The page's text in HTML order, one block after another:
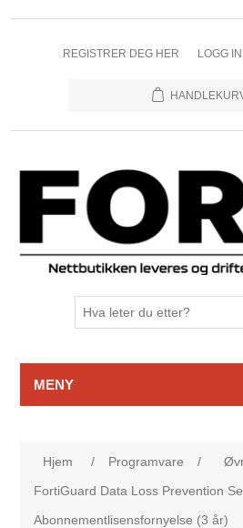
REGISTRER DEG HER LOGG
MENY
Hjem / Programvare /
FortiGuard Data Loss Prevention
Abonnementlisensfornyelse (3 år)